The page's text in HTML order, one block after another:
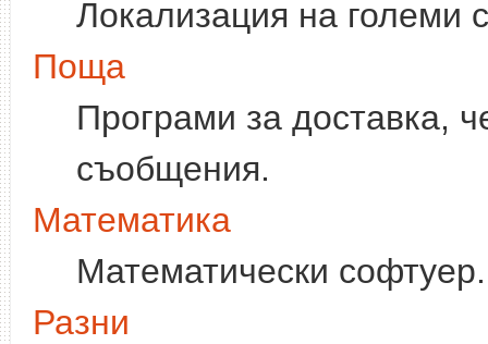
Локализация на големи
Поща
Програми за доставка,
съобщения.
Математика
Математически софтуер.
Разни